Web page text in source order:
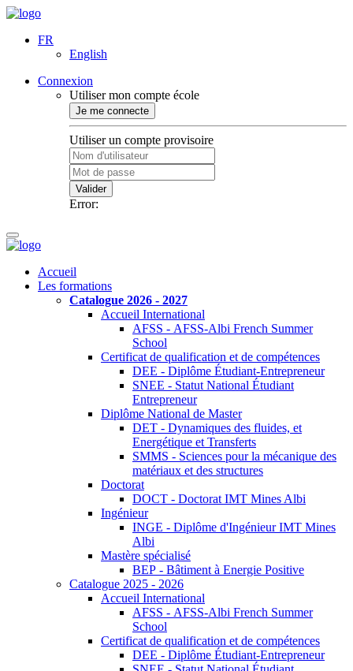
FR
English
Connexion
Utiliser mon compte école
Je me connecte
Utiliser un compte provisoire
Valider
Error:
Accueil
Les formations
Catalogue 2026 - 2027
Accueil International
AFSS - AFSS-Albi French Summer
School
Certificat de qualification et de compétences
DEE - Diplôme Étudiant-Entrepreneur
SNEE - Statut National Étudiant
Entrepreneur
Diplôme National de Master
DET - Dynamiques des fluides, et
Energétique et Transferts
SMMS - Sciences pour la mécanique des
matériaux et des structures
Doctorat
DOCT - Doctorat IMT Mines Albi
Ingénieur
INGE - Diplôme d'Ingénieur IMT Mines
Albi
Mastère spécialisé
BEP - Bâtiment à Energie Positive
Catalogue 2025 - 2026
Accueil International
AFSS - AFSS-Albi French Summer
School
Certificat de qualification et de compétences
DEE - Diplôme Étudiant-Entrepreneur